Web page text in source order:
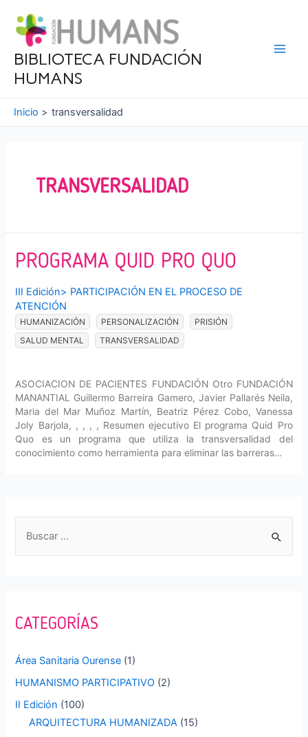
contenido
BIBLIOTECA FUNDACIÓN
HUMANS
Inicio transversalidad
TRANSVERSALIDAD
PROGRAMA QUID PRO QUO
III Edición> PARTICIPACIÓN EN EL PROCESO DE
ATENCIÓN
HUMANIZACIÓN PERSONALIZACIÓN
PRISIÓN
SALUD MENTAL
TRANSVERSALIDAD
ASOCIACION DE PACIENTES FUNDACIÓN Otro FUNDACIÓN
MANANTIAL Guillermo Barreira Gamero, Javier Pallarés Neila,
Maria del Mar Muñoz Martín, Beatriz Pérez Cobo, Vanessa
Joly Barjola, , , , , Resumen ejecutivo El programa Quid Pro
Quo es un programa que utiliza la transversalidad del
conocimiento como herramienta para eliminar las barreras…
r
o
r
:
CATEGORÍAS
Área Sanitaria Ourense (1)
HUMANISMO PARTICIPATIVO (2)
II Edición (100)
ARQUITECTURA HUMANIZADA (15)